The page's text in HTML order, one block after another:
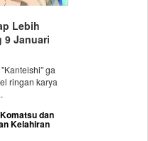
Lebih
9 Januari
ga
ringan karya
dan
Kelahiran